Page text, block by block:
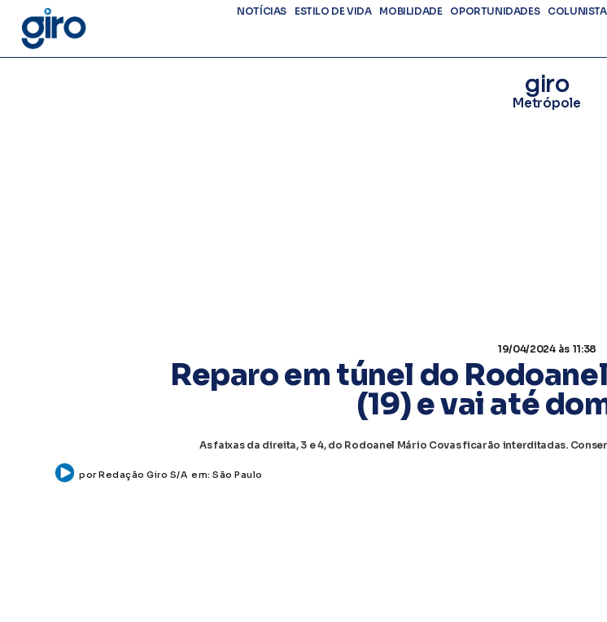
NOTÍCIAS ESTILO DE VIDA MOBILIDADE OPORTUNIDADES
giro
Metrópole
19/04/2024às 11:38
Reparo em túnel do
(19) e vai até
As faixas da direita, 3 e 4, do Rodoanel Mário Covas ficarão interditadas.
porRedação Giro S/A em:São Paulo